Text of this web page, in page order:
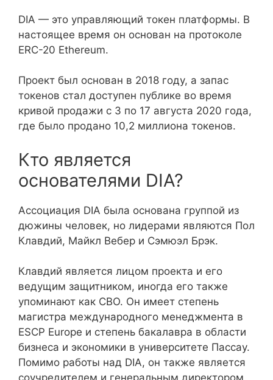
DIA — это управляющий токен платформы. В
настоящее время он основан на протоколе
ERC-20 Ethereum.
Проект был основан в 2018 году, а запас
токенов стал доступен публике во время
кривой продажи с 3 по 17 августа 2020 года,
где было продано 10,2 миллиона токенов.
Кто является
основателями DIA?
Ассоциация DIA была основана группой из
дюжины человек, но лидерами являются Пол
Клавдий, Майкл Вебер и Сэмюэл Брэк.
Клавдий является лицом проекта и его
ведущим защитником, иногда его также
упоминают как CBO. Он имеет степень
магистра международного менеджмента в
ESCP Europe и степень бакалавра в области
бизнеса и экономики в университете Пассау.
Помимо работы над DIA, он также является
соучредителем и генеральным директором